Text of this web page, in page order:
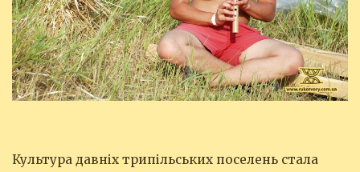
Культура давніх трипільських поселень стала